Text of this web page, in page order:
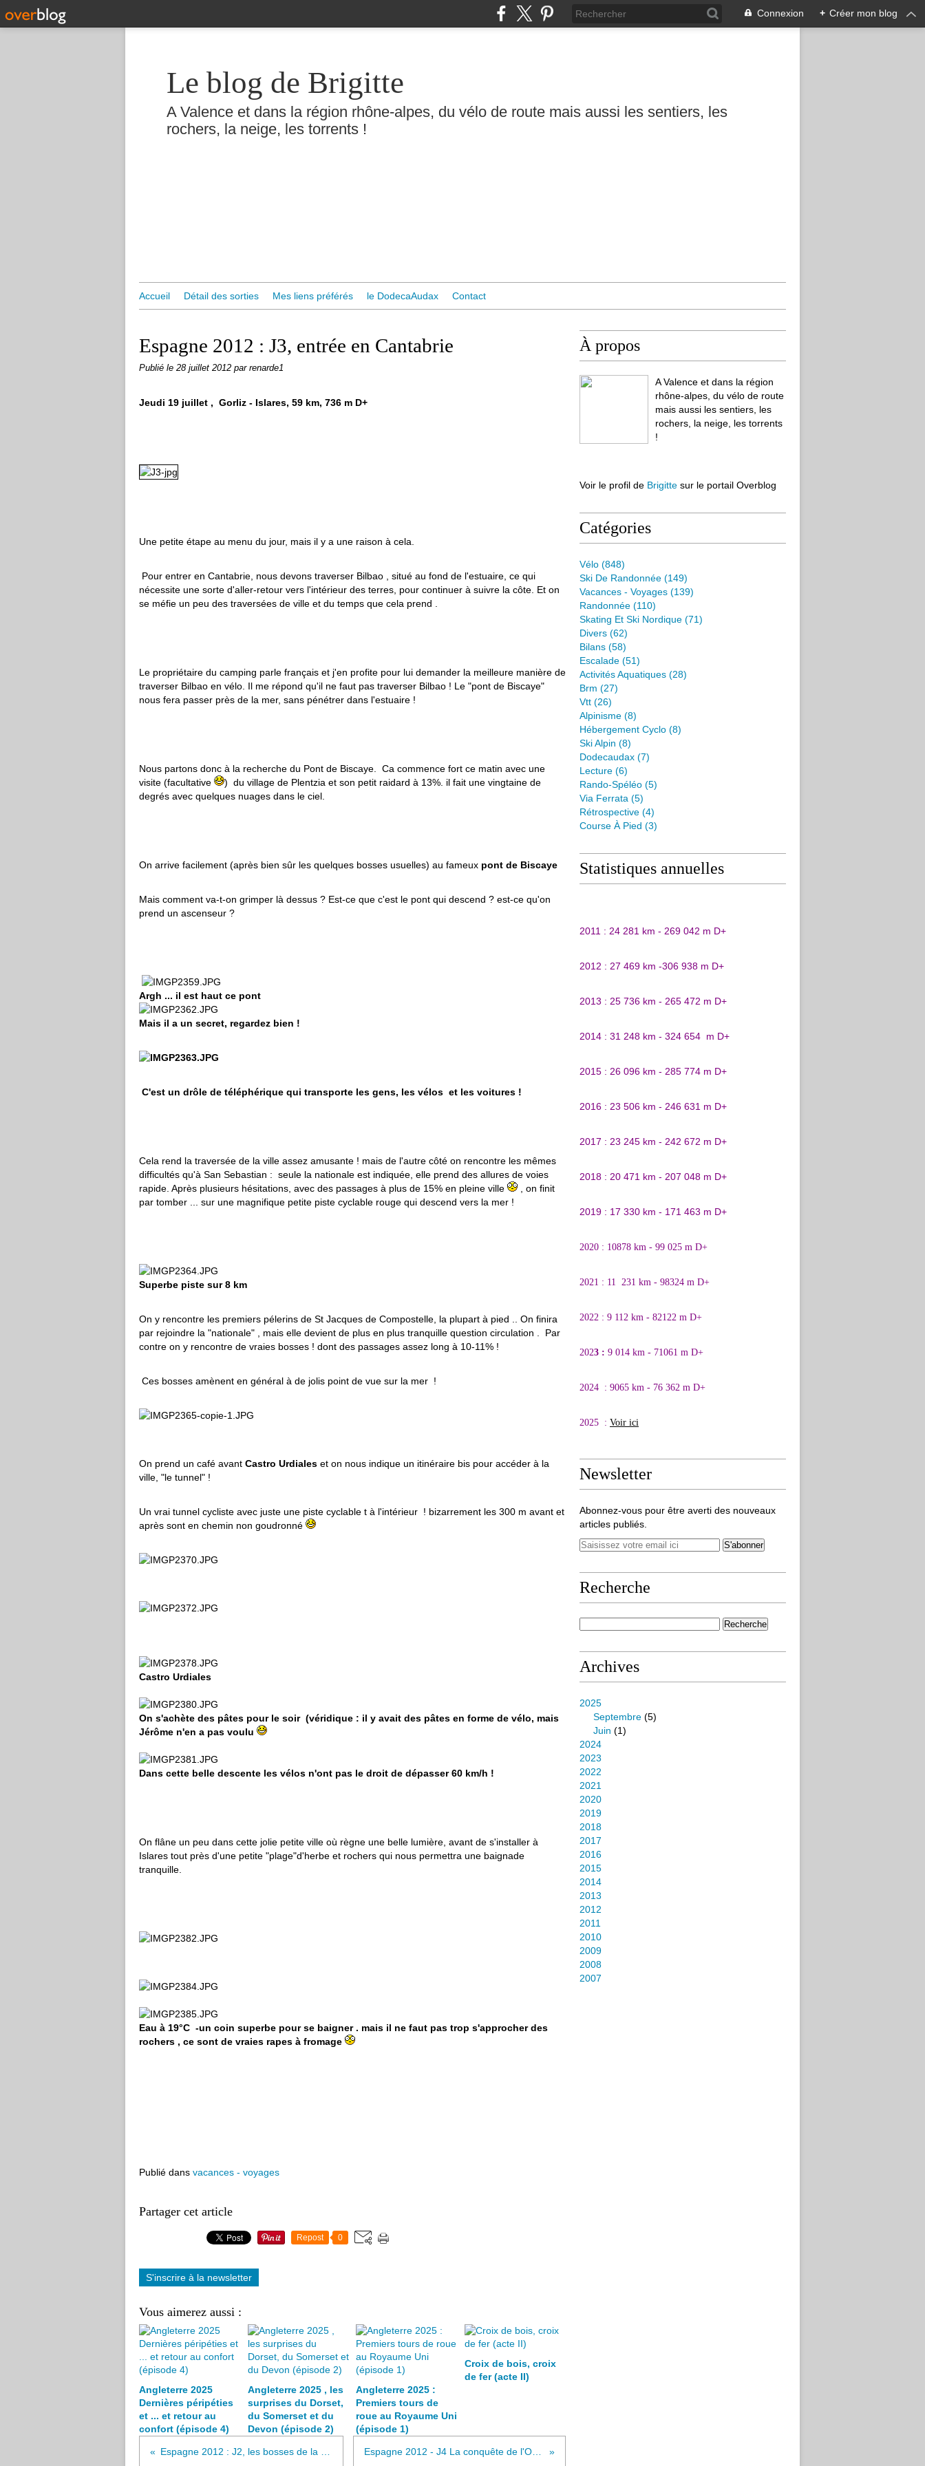
Connexion + Créer mon blog
Le blog de Brigitte
A Valence et dans la région rhône-alpes, du vélo de route mais aussi les sentiers, les
rochers, la neige, les torrents !
Accueil Détail des sorties Mes liens préférés le DodecaAudax Contact
Espagne 2012 : J3, entrée en Cantabrie
Publié le 28 juillet 2012 par renarde1
Jeudi 19 juillet , Gorliz - Islares, 59 km, 736 m D+
Une petite étape au menu du jour, mais il y a une raison à cela.
Pour entrer en Cantabrie, nous devons traverser Bilbao , situé au fond de l'estuaire, ce qui
nécessite une sorte d'aller-retour vers l'intérieur des terres, pour continuer à suivre la côte. Et on
se méfie un peu des traversées de ville et du temps que cela prend .
Le propriétaire du camping parle français et j'en profite pour lui demander la meilleure manière de
traverser Bilbao en vélo. Il me répond qu'il ne faut pas traverser Bilbao ! Le "pont de Biscaye"
nous fera passer près de la mer, sans pénétrer dans l'estuaire !
Nous partons donc à la recherche du Pont de Biscaye. Ca commence fort ce matin avec une
visite (facultative
) du village de Plentzia et son petit raidard à 13%. il fait une vingtaine de
degrés avec quelques nuages dans le ciel.
On arrive facilement (après bien sûr les quelques bosses usuelles) au fameux pont de Biscaye
Mais comment va-t-on grimper là dessus ? Est-ce que c'est le pont qui descend ? est-ce qu'on
prend un ascenseur ?
Argh ... il est haut ce pont
Mais il a un secret, regardez bien !
C'est un drôle de téléphérique qui transporte les gens, les vélos et les voitures !
Cela rend la traversée de la ville assez amusante ! mais de l'autre côté on rencontre les mêmes
difficultés qu'à San Sebastian : seule la nationale est indiquée, elle prend des allures de voies
rapide. Après plusieurs hésitations, avec des passages à plus de 15% en pleine ville
, on finit
par tomber ... sur une magnifique petite piste cyclable rouge qui descend vers la mer !
Superbe piste sur 8 km
On y rencontre les premiers pélerins de St Jacques de Compostelle, la plupart à pied .. On finira
par rejoindre la "nationale" , mais elle devient de plus en plus tranquille question circulation . Par
contre on y rencontre de vraies bosses ! dont des passages assez long à 10-11% !
Ces bosses amènent en général à de jolis point de vue sur la mer !
On prend un café avant Castro Urdiales et on nous indique un itinéraire bis pour accéder à la
ville, "le tunnel" !
Un vrai tunnel cycliste avec juste une piste cyclable t à l'intérieur ! bizarrement les 300 m avant et
après sont en chemin non goudronné
Castro Urdiales
On s'achète des pâtes pour le soir (véridique : il y avait des pâtes en forme de vélo, mais
Jérôme n'en a pas voulu
Dans cette belle descente les vélos n'ont pas le droit de dépasser 60 km/h !
On flâne un peu dans cette jolie petite ville où règne une belle lumière, avant de s'installer à
Islares tout près d'une petite "plage"d'herbe et rochers qui nous permettra une baignade
tranquille.
Eau à 19°C -un coin superbe pour se baigner . mais il ne faut pas trop s'approcher des
rochers , ce sont de vraies rapes à fromage
Publié dans vacances - voyages
Partager cet article
Repost 0
S'inscrire à la newsletter
Vous aimerez aussi :
Angleterre 2025
Dernières péripéties
et ... et retour au
confort (épisode 4)
Angleterre 2025 , les
surprises du Dorset,
du Somerset et du
Devon (épisode 2)
Angleterre 2025 :
Premiers tours de
roue au Royaume Uni
(épisode 1)
Croix de bois, croix
de fer (acte II)
Espagne 2012 - J4 La conquête de l'Ouest
À propos
A Valence et dans la région
rhône-alpes, du vélo de route
mais aussi les sentiers, les
rochers, la neige, les torrents
!
Voir le profil de Brigitte sur le portail Overblog
Catégories
Vélo (848)
Ski De Randonnée (149)
Vacances - Voyages (139)
Randonnée (110)
Skating Et Ski Nordique (71)
Divers (62)
Bilans (58)
Escalade (51)
Activités Aquatiques (28)
Brm (27)
Vtt (26)
Alpinisme (8)
Hébergement Cyclo (8)
Ski Alpin (8)
Dodecaudax (7)
Lecture (6)
Rando-Spéléo (5)
Via Ferrata (5)
Rétrospective (4)
Course À Pied (3)
Statistiques annuelles
2011 : 24 281 km - 269 042 m D+
2012 : 27 469 km -306 938 m D+
2013 : 25 736 km - 265 472 m D+
2014 : 31 248 km - 324 654 m D+
2015 : 26 096 km - 285 774 m D+
2016 : 23 506 km - 246 631 m D+
2017 : 23 245 km - 242 672 m D+
2018 : 20 471 km - 207 048 m D+
2019 : 17 330 km - 171 463 m D+
2020 : 10878 km - 99 025 m D+
2021 : 11 231 km - 98324 m D+
2022 : 9 112 km - 82122 m D+
2023 : 9 014 km - 71061 m D+
2024 : 9065 km - 76 362 m D+
2025 : Voir ici
Newsletter
Abonnez-vous pour être averti des nouveaux
articles publiés.
Recherche
Archives
2025
Septembre (5)
Juin (1)
2024
2023
2022
2021
2020
2019
2018
2017
2016
2015
2014
2013
2012
2011
2010
2009
2008
2007